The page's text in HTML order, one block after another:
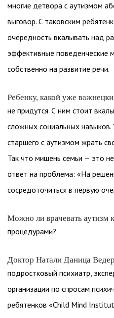
многие детвора с аутизмом
выговор. С таковским
очередность вкалывать над
эффективные поведенческие
собственно на развитие речи.
Ребенку, какой уже
не придутся. С ним стоит
сложных социальных навыков.
старшего с аутизмом жрать
Так что мишень семьи — это
ответ на проблема: «На
сосредоточиться в первую
Можно ли врачевать аутизм
процедурами?
Доктор Натали Даница
подростковый психиатр,
организации по спросам
ребятенков «Child Mind